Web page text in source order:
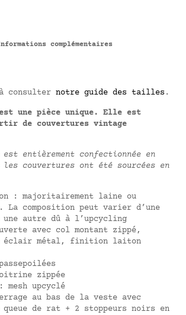
complémentaires
consulter notre guide des tailles.
une pièce unique. Elle est
de couvertures vintage
est entièrement confectionnée en
les couvertures ont été sourcées en
: majoritairement laine ou
La composition peut varier d’une
autre dû à l’upcycling
avec col montant zippé,
éclair métal, finition laiton
zippée
mesh upcyclé
au bas de la veste avec
de rat + 2 stoppeurs noirs en